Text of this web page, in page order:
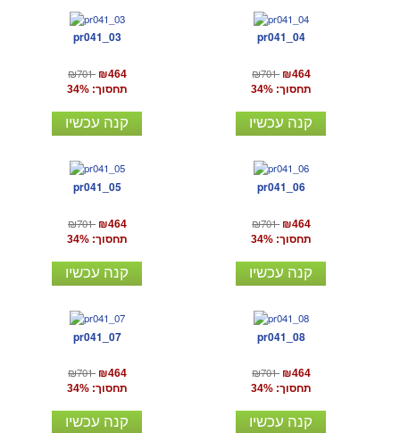
pr041_03
₪701 ₪464
תחסוך: 34%
קנה עכשיו
pr041_04
₪701 ₪464
תחסוך: 34%
קנה עכשיו
pr041_05
₪701 ₪464
תחסוך: 34%
קנה עכשיו
pr041_06
₪701 ₪464
תחסוך: 34%
קנה עכשיו
pr041_07
₪701 ₪464
תחסוך: 34%
קנה עכשיו
pr041_08
₪701 ₪464
תחסוך: 34%
קנה עכשיו